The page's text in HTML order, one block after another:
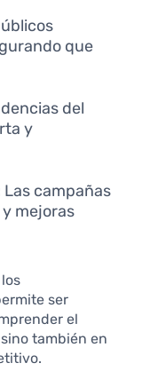
que
del
y
Las campañas
mejoras
ser
el
también en